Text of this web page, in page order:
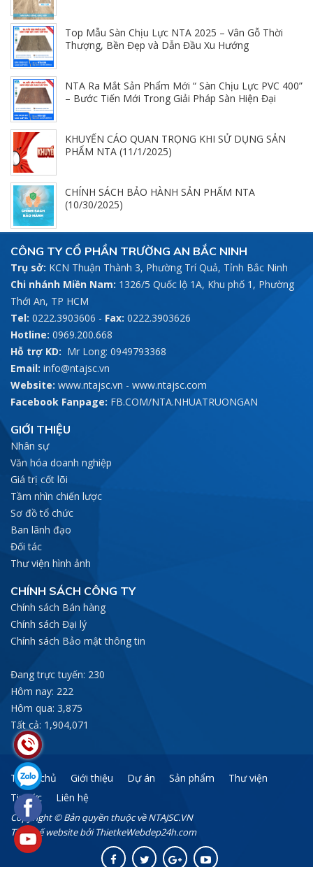
Top Mẫu Sàn Chịu Lực NTA 2025 – Vân Gỗ Thời
Thượng, Bền Đẹp và Dẫn Đầu Xu Hướng
NTA Ra Mắt Sản Phẩm Mới “ Sàn Chịu Lực PVC 400”
– Bước Tiến Mới Trong Giải Pháp Sàn Hiện Đại
KHUYẾN CÁO QUAN TRỌNG KHI SỬ DỤNG SẢN
PHẨM NTA (11/1/2025)
CHÍNH SÁCH BẢO HÀNH SẢN PHẨM NTA
(10/30/2025)
CÔNG TY CỔ PHẦN TRƯỜNG AN BẮC NINH
Trụ sở: KCN Thuận Thành 3, Phường Trí Quả, Tỉnh Bắc Ninh
Chi nhánh Miền Nam: 1326/5 Quốc lộ 1A, Khu phố 1, Phường
Thới An, TP HCM
Tel: 0222.3903606 - Fax: 0222.3903626
Hotline: 0969.200.668
Hỗ trợ KD: Mr Long: 0949793368
Email: info@ntajsc.vn
Website: www.ntajsc.vn - www.ntajsc.com
Facebook Fanpage: FB.COM/NTA.NHUATRUONGAN
GIỚI THIỆU
Nhân sự
Văn hóa doanh nghiệp
Giá trị cốt lõi
Tầm nhìn chiến lược
Sơ đồ tổ chức
Ban lãnh đạo
Đối tác
Thư viện hình ảnh
CHÍNH SÁCH CÔNG TY
Chính sách Bán hàng
Chính sách Đại lý
Chính sách Bảo mật thông tin
Đang trực tuyến: 230
Hôm nay: 222
Hôm qua: 3,875
Tất cả: 1,904,071
Trang chủ Giới thiệu Dự án Sản phẩm
Thư viện
Tin tức
Liên hệ
Copyright © Bản quyền thuộc về NTAJSC.VN
Thiết kế websitebởiThietkeWebdep24h.com